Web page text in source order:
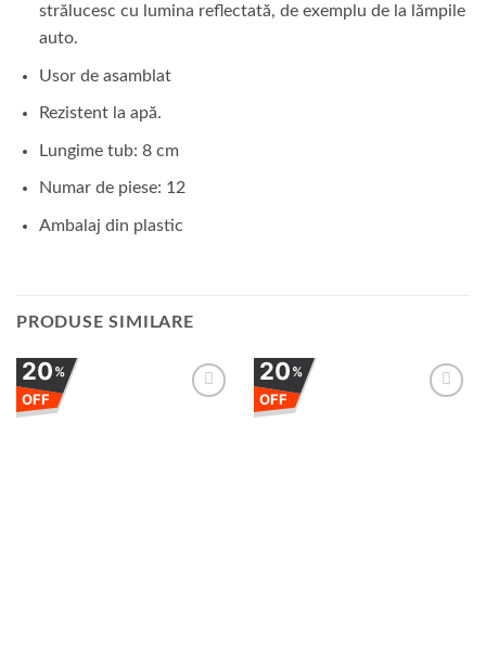
strălucesc cu lumina reflectată, de exemplu de la lămpile
auto.
Usor de asamblat
Rezistent la apă.
Lungime tub: 8 cm
Numar de piese: 12
Ambalaj din plastic
PRODUSE SIMILARE
20%
OFF
20%
OFF